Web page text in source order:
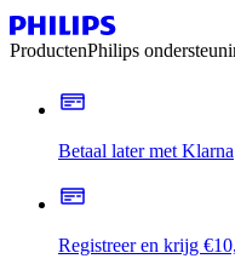
ProductenPhilips
Betaal later met Klarna
Registreer en krijg